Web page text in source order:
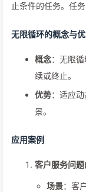
止条件的任务。任
无限循环的概念与
概念：无限
续或终止。
优势：适应
景。
应用案例
客户服务问
场景：客